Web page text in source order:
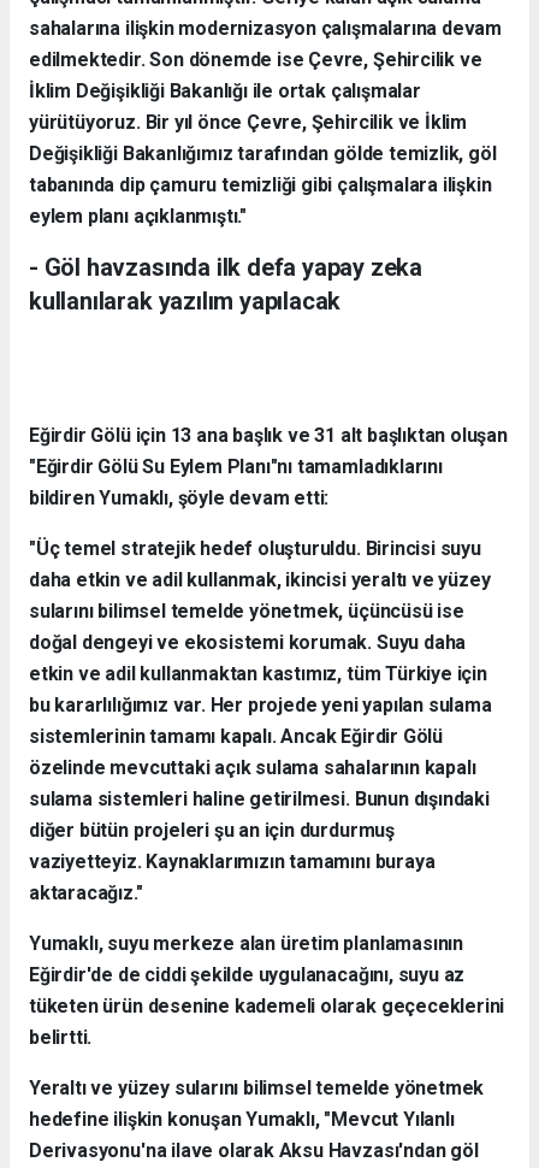
sahalarına ilişkin modernizasyon çalışmalarına devam
edilmektedir. Son dönemde ise Çevre, Şehircilik ve
İklim Değişikliği Bakanlığı ile ortak çalışmalar
yürütüyoruz. Bir yıl önce Çevre, Şehircilik ve İklim
Değişikliği Bakanlığımız tarafından gölde temizlik, göl
tabanında dip çamuru temizliği gibi çalışmalara ilişkin
eylem planı açıklanmıştı."
- Göl havzasında ilk defa yapay zeka
kullanılarak yazılım yapılacak
Eğirdir Gölü için 13 ana başlık ve 31 alt başlıktan oluşan
"Eğirdir Gölü Su Eylem Planı"nı tamamladıklarını
bildiren Yumaklı, şöyle devam etti:
"Üç temel stratejik hedef oluşturuldu. Birincisi suyu
daha etkin ve adil kullanmak, ikincisi yeraltı ve yüzey
sularını bilimsel temelde yönetmek, üçüncüsü ise
doğal dengeyi ve ekosistemi korumak. Suyu daha
etkin ve adil kullanmaktan kastımız, tüm Türkiye için
bu kararlılığımız var. Her projede yeni yapılan sulama
sistemlerinin tamamı kapalı. Ancak Eğirdir Gölü
özelinde mevcuttaki açık sulama sahalarının kapalı
sulama sistemleri haline getirilmesi. Bunun dışındaki
diğer bütün projeleri şu an için durdurmuş
vaziyetteyiz. Kaynaklarımızın tamamını buraya
aktaracağız."
Yumaklı, suyu merkeze alan üretim planlamasının
Eğirdir'de de ciddi şekilde uygulanacağını, suyu az
tüketen ürün desenine kademeli olarak geçeceklerini
belirtti.
Yeraltı ve yüzey sularını bilimsel temelde yönetmek
hedefine ilişkin konuşan Yumaklı, "Mevcut Yılanlı
Derivasyonu'na ilave olarak Aksu Havzası'ndan göl